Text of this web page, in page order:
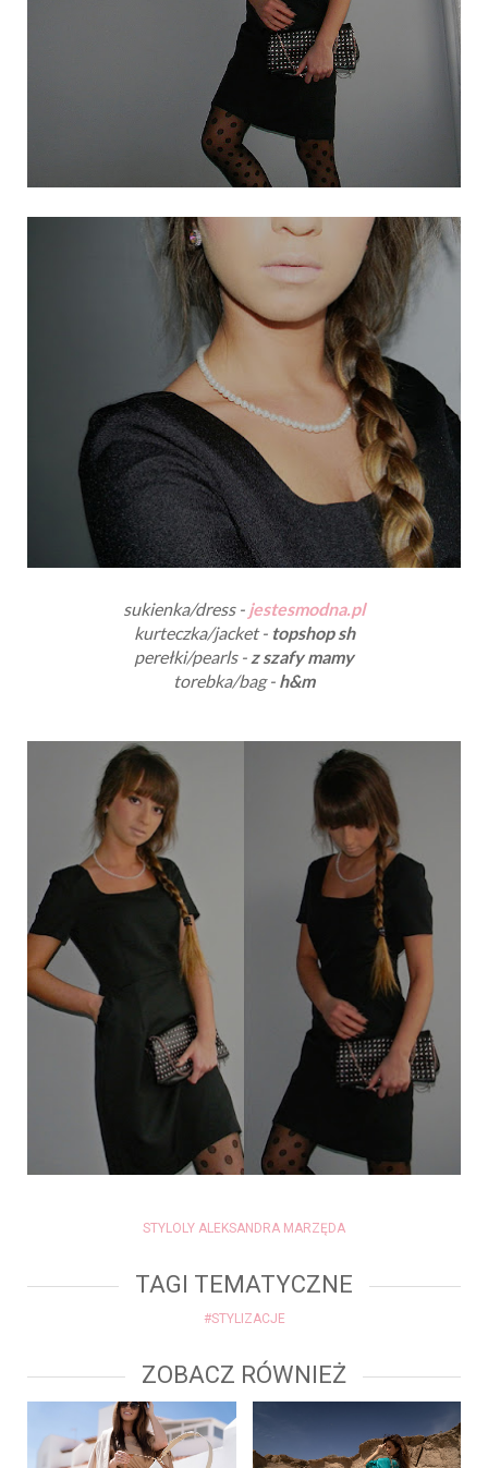
sukienka/dress - jestesmodna.pl
kurteczka/jacket - topshop sh
perełki/pearls - z szafy mamy
torebka/bag - h&m
STYLOLY ALEKSANDRA MARZĘDA
TAGI TEMATYCZNE
#STYLIZACJE
ZOBACZ RÓWNIEŻ